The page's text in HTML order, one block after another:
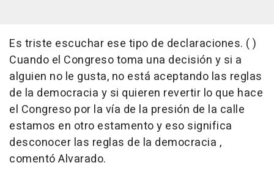
Es triste escuchar ese tipo de declaraciones. ( )
Cuando el Congreso toma una decisión y si a
alguien no le gusta, no está aceptando las reglas
de la democracia y si quieren revertir lo que hace
el Congreso por la vía de la presión de la calle
estamos en otro estamento y eso significa
desconocer las reglas de la democracia ,
comentó Alvarado.